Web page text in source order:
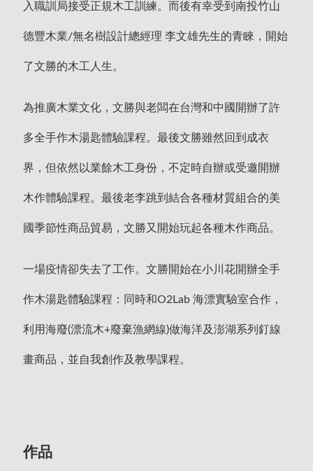
入職訓局接受正規木工訓練。而後有幸受到南投竹山
德豐木業/無名樹設計總經理 李文雄先生的青睞，開始
了文勝的木工人生。
為推廣木業文化，文勝與老闆在台灣和中國開辦了許
多全手作木湯匙體驗課程。最後文勝雖然回到成衣
界，但依然以業餘木工身份，不定時自辦或受邀開辦
木作體驗課程。最後老李跳到結合各種材質組合的美
國季節性商品貿易，文勝又開始玩起各種木作商品。
一場疫情卻失去了工作。文勝開始在小川花開辦全手
作木湯匙體驗課程：同時和O2Lab 海漂實驗室合作，
利用海廢(漂流木+廢棄漁網線)做海洋及澎湖系列釘線
畫商品，並自我創作及教學課程。
作品